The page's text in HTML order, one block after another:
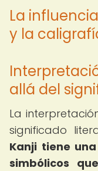
La
y la
allá del
La
significado
Kanji tiene
simbólicos